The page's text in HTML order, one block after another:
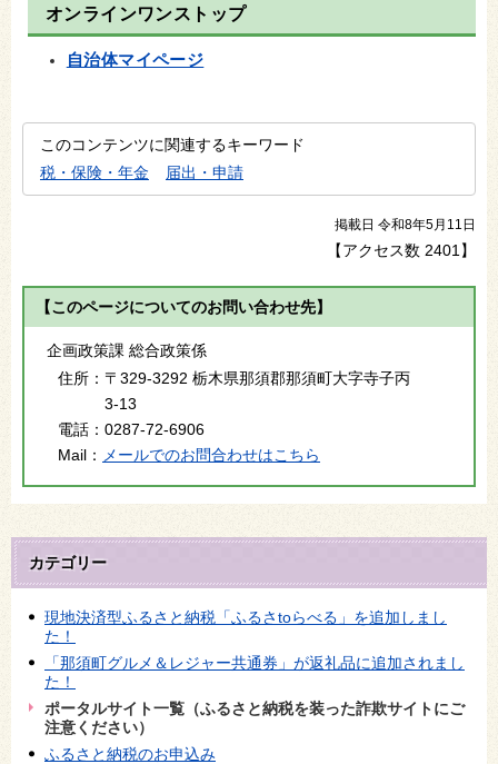
オンラインワンストップ
自治体マイページ
このコンテンツに関連するキーワード
税・保険・年金
届出・申請
掲載日 令和8年5月11日
【アクセス数 2401 】
【このページについてのお問い合わせ先】
企画政策課 総合政策係
住所： 〒329-3292 栃木県那須郡那須町大字寺子丙
3-13
電話： 0287-72-6906
Mail：
メールでのお問合わせはこちら
カテゴリー
現地決済型ふるさと納税「ふるさtoらべる」を追加しまし
た！
「那須町グルメ＆レジャー共通券」が返礼品に追加されまし
た！
ポータルサイト一覧（ふるさと納税を装った詐欺サイトにご
注意ください）
ふるさと納税のお申込み